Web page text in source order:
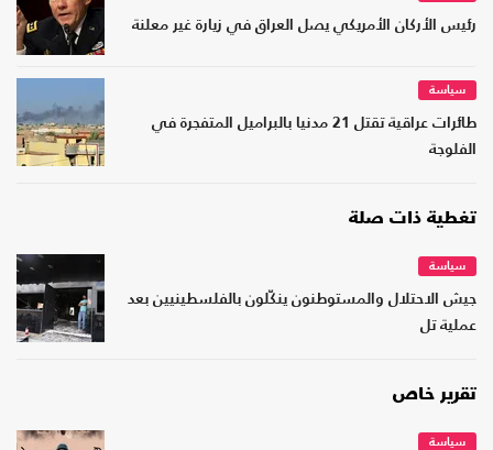
رئيس الأركان الأمريكي يصل العراق في زيارة غير معلنة
سياسة
طائرات عراقية تقتل 21 مدنيا بالبراميل المتفجرة في
الفلوجة
تغطية ذات صلة
سياسة
جيش الاحتلال والمستوطنون ينكّلون بالفلسطينيين بعد
عملية تل
تقرير خاص
سياسة